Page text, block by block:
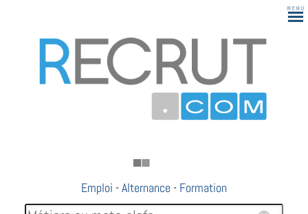
Emploi -Alternance - Formation